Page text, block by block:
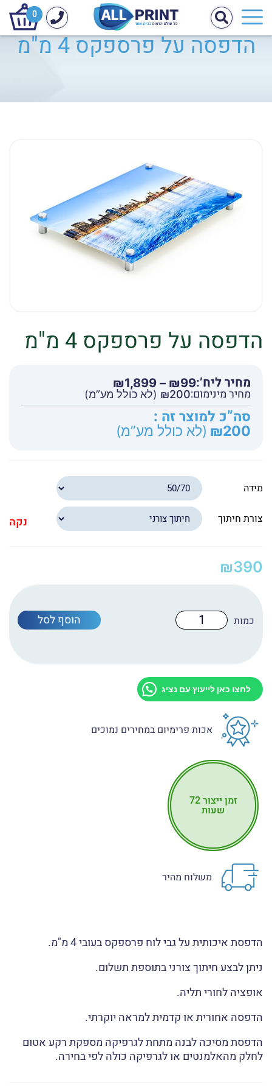
0
הדפסה על פרספקס 4 מ"מ
הדפסה על פרספקס 4 מ"מ
מחיר ליח’: ₪99
–
₪1,899
מחירים:
מחיר מינימום: ₪200 (לא כולל מע”מ)
סה”כ למוצר זה :
₪200 (לא כולל מע”מ)
מידה
צורת חיתוך נקה
₪390
כמות
של
מ"מ
הוסף לסל
לחצו כאן לייעוץ עם נציג
אכות פרימיום במחירים נמוכים
זמן ייצור 72
שעות
משלוח מהיר
הדפסת איכותית על גבי לוח פרספקס בעובי 4 מ"מ.
ניתן לבצע חיתוך צורני בתוספת תשלום.
אופציה לחורי תליה.
הדפסה אחורית או קדמית למראה יוקרתי.
הדפסת מסיכה לבנה מתחת לגרפיקה מספקת רקע אטום
לחלק מהאלמנטים או לגרפיקה כולה לפי בחירה.